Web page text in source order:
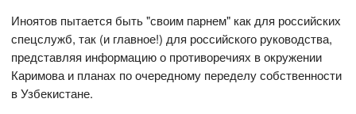
Иноятов пытается быть "своим парнем" как для российских
спецслужб, так (и главное!) для российского руководства,
представляя информацию о противоречиях в окружении
Каримова и планах по очередному переделу собственности
в Узбекистане.